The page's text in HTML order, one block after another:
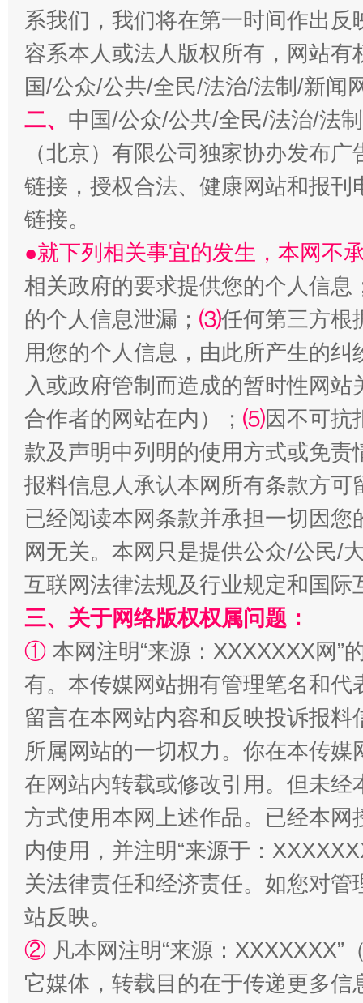
习近平的博鳌关键词
魏明亮
“刷贴”乱象丛生
生
揭批美国五大"原罪" "炒
解纷+调解+退费，一次搞定
站台名比不上好声名
系我们，我们将在第一时间作出
容系本人或法人版权所有，网站
国/公众/公共/全民/法治/法制/新闻
二、 中国/公众/公共/全民/法治/法
（北京）有限公司独家协办发布
链接，授权合法、健康网站和报
链接。
●就下列相关事宜的发生，本网不
相关政府的要求提供您的个人信息
的个人信息泄漏； ⑶任何第三方根
用您的个人信息，由此所产生的纠
入或政府管制而造成的暂时性网
合作者的网站在内）； ⑸因不可抗
款及声明中列明的使用方式或免责
报料信息人承认本网所有条款方
已经阅读本网条款并承担一切因
网无关。本网只是提供公众/公民/
互联网法律法规及行业规定和国
三、关于网络版权权属问题：
① 本网注明“来源：XXXXXXX网”
有。本传媒网站拥有管理笔名和
留言在本网站内容和反映投诉报
所属网站的一切权力。你在本传
在网站内转载或修改引用。但未
方式使用本网上述作品。已经本
内使用，并注明“来源于：
关法律责任和经济责任。如您对
站反映。
② 凡本网注明“来源：
它媒体，转载目的在于传递更多